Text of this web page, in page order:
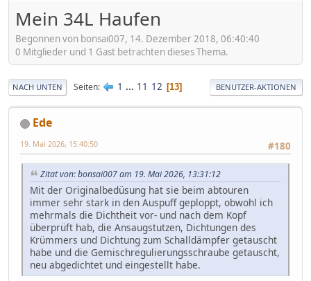
Mein 34L Haufen
Begonnen von bonsai007, 14. Dezember 2018, 06:40:40
0 Mitglieder und 1 Gast betrachten dieses Thema.
NACH UNTEN Seiten 1 ... 11 12 13 BENUTZER-AKTIONEN
Ede
#180
19. Mai 2026, 15:40:50
Zitat von: bonsai007 am 19. Mai 2026, 13:31:12
Mit der Originalbedüsung hat sie beim abtouren
immer sehr stark in den Auspuff geploppt, obwohl ich
mehrmals die Dichtheit vor- und nach dem Kopf
überprüft hab, die Ansaugstutzen, Dichtungen des
Krümmers und Dichtung zum Schalldämpfer getauscht
habe und die Gemischregulierungsschraube getauscht,
neu abgedichtet und eingestellt habe.